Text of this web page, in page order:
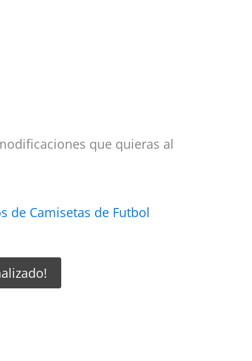
que quieras al
de Camisetas de Futbol